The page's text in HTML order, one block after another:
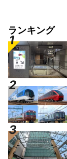
ランキング